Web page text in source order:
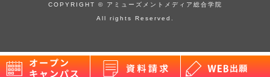
COPYRIGHT © アミューズメントメディア総合学院
All rights Reserved.